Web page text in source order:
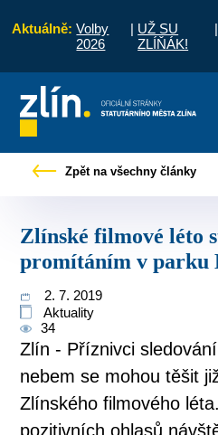
Aktuálně: Volby
2026
| UŽ SU
ZLÍŇÁK!
|
vyřídit Potřebuji
Zpět na všechny články
Zlínské filmové léto startuje už dnes
promítáním v parku
2. 7. 2019
Aktuality
34
Zlín - Příznivci
nebem se mohou těšit
Zlínského filmového
pozitivních ohlasů